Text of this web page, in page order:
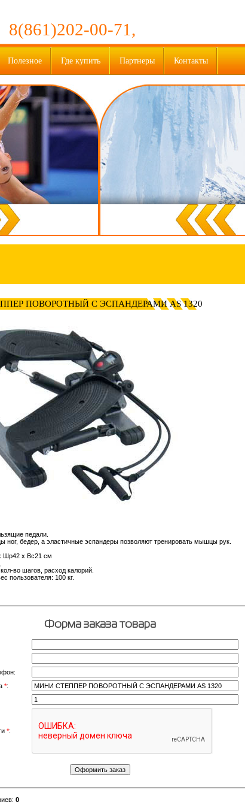
8(861)202-00-71,
Полезное Где купить Партнеры Контакты
ПОВОРОТНЫЙ С ЭСПАНДЕРАМИ AS 1320
педали.
ног, бедер, а эластичные эспандеры позволяют тренировать мышцы рук.
Шр42 х Вс21 см
во шагов, расход калорий.
пользователя: 100 кг.
Форма заказа товара
*:
*:
: 0